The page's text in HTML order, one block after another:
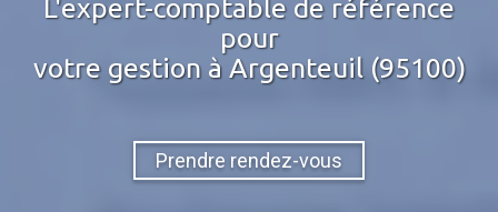
L'expert-comptable de référence
pour
votre gestion à Argenteuil (95100)
Prendre rendez-vous